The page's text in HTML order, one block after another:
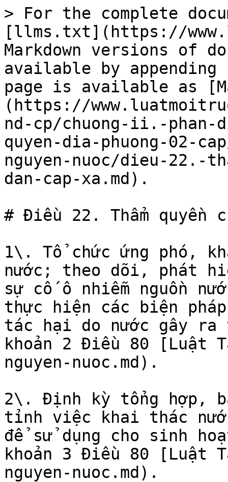
> For the complete
[llms.txt](https://
Markdown versions of
available by
page is available as
(https://
nd-cp/chuong-ii.-phan-
quyen-dia-phuong-02-
nguyen-nuoc/dieu-22.-
dan-cap-xa.md).
# Điều 22. Thẩm quyền
1\. Tổ chức ứng phó,
nước; theo dõi, phát
sự cố ô nhiễm nguồn
thực hiện các biện
tác hại do nước gây
khoản 2 Điều 80 [Luật
nguyen-nuoc.md).
2\. Định kỳ tổng hợp,
tỉnh việc khai thác
để sử dụng cho sinh
khoản 3 Điều 80 [Luật
nguyen-nuoc.md).